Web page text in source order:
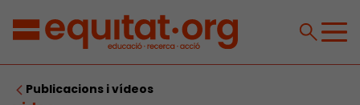
Publicacions i vídeos